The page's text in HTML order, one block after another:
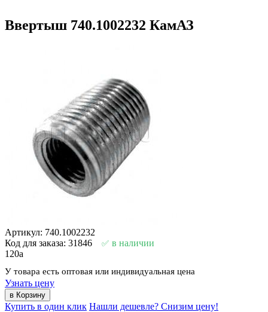
Ввертыш 740.1002232 КамАЗ
Артикул: 740.1002232
Код для заказа: 31846
в наличии
120a
У товара есть оптовая или индивидуальная цена
Узнать цену
Купить в один клик Нашли дешевле? Снизим цену!